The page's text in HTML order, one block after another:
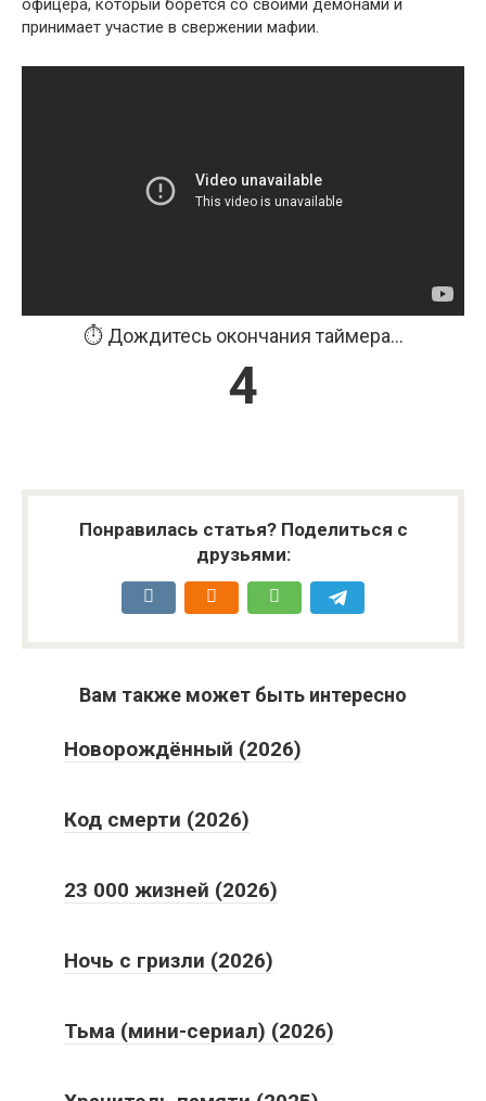
офицера, который борется со своими демонами и
принимает участие в свержении мафии.
⏱️ Дождитесь окончания таймера...
3
Понравилась статья? Поделиться с
друзьями:
Вам также может быть интересно
Новорождённый (2026)
Код смерти (2026)
23 000 жизней (2026)
Ночь с гризли (2026)
Тьма (мини-сериал) (2026)